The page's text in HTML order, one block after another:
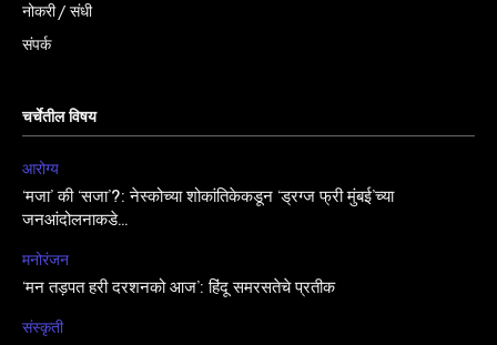
नोकरी / संधी
संपर्क
चर्चेतील विषय
आरोग्य
‘मजा’ की ‘सजा’?: नेस्कोच्या शोकांतिकेकडून ‘ड्रग्ज फ्री मुंबई’च्या
जनआंदोलनाकडे…
मनोरंजन
‘मन तड़पत हरी दरशनको आज’: हिंदू समरसतेचे प्रतीक
संस्कृती